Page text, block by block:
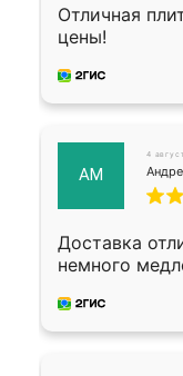
Отличная
цены!
АМ
4
Доставка
немного